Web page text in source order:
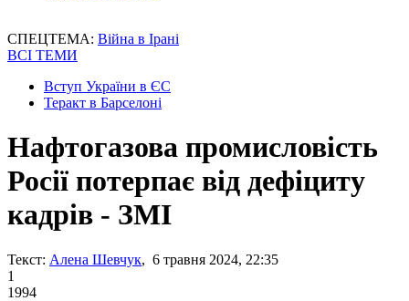
СПЕЦТЕМА: Війна в Ірані
ВСІ ТЕМИ
Вступ України в ЄС
Теракт в Барселоні
Нафтогазова промисловість
Росії потерпає від дефіциту
кадрів - ЗМІ
Текст: Алена Шевчук, 6 травня 2024, 22:35
1
1994